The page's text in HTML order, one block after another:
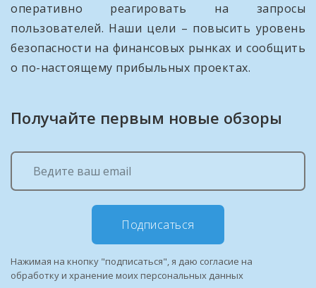
оперативно реагировать на запросы
пользователей. Наши цели – повысить уровень
безопасности на финансовых рынках и сообщить
о по-настоящему прибыльных проектах.
Получайте первым новые обзоры
Подписаться
Нажимая на кнопку "подписаться", я даю согласие на
обработку и хранение моих персональных данных